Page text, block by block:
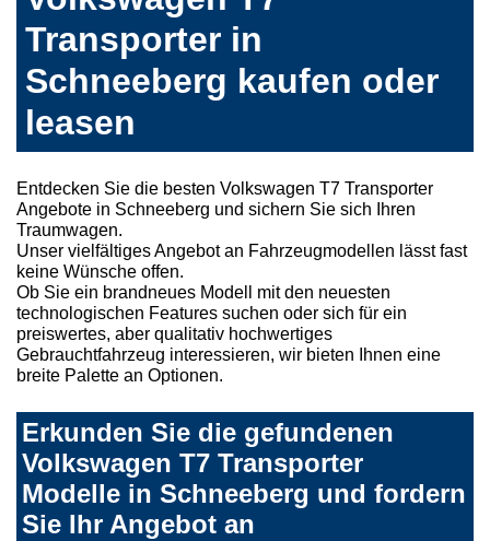
Transporter in
Schneeberg kaufen oder
leasen
Entdecken Sie die besten Volkswagen T7 Transporter
Angebote in Schneeberg und sichern Sie sich Ihren
Traumwagen.
Unser vielfältiges Angebot an Fahrzeugmodellen lässt fast
keine Wünsche offen.
Ob Sie ein brandneues Modell mit den neuesten
technologischen Features suchen oder sich für ein
preiswertes, aber qualitativ hochwertiges
Gebrauchtfahrzeug interessieren, wir bieten Ihnen eine
breite Palette an Optionen.
Erkunden Sie die gefundenen
Volkswagen T7 Transporter
Modelle in Schneeberg und fordern
Sie Ihr Angebot an